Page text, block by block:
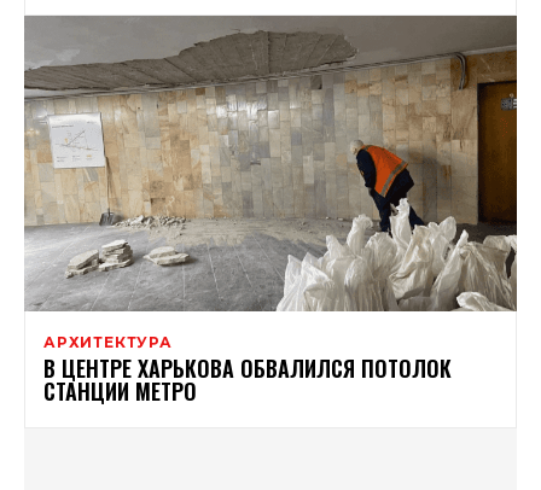
АРХИТЕКТУРА
В ЦЕНТРЕ ХАРЬКОВА ОБВАЛИЛСЯ ПОТОЛОК
СТАНЦИИ МЕТРО